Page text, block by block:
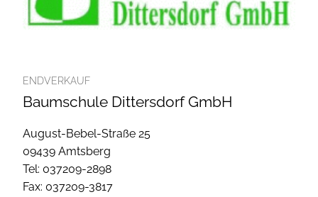
ENDVERKAUF
Baumschule Dittersdorf GmbH
August-Bebel-Straße 25
09439 Amtsberg
Tel: 037209-2898
Fax: 037209-3817